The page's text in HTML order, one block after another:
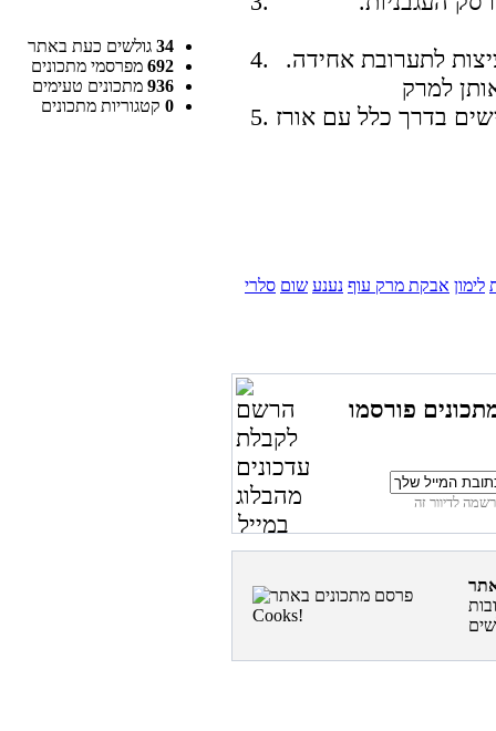
34 גולשים כעת באתר
692 מפרסמי מתכונים
936 מתכונים טעימים
0 קטגוריות מתכונים
לתערובת אחידה.
מגישים בדרך כלל עם אורז
לימון אבקת מרק עוף נענע שום סלרי
פורסמו